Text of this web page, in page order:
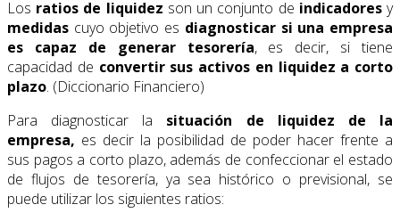
Los ratios de liquidez son un conjunto de indicadoresy
medidas cuyo objetivo es diagnosticar si una empresa
es capaz de generar tesorería, es decir, si tiene
capacidad de convertir sus activos en liquidez a corto
plazo. (Diccionario Financiero)
Para diagnosticar la situación de liquidez de la
empresa, es decir la posibilidad de poder hacer frente a
sus pagos a corto plazo, además de confeccionar el estado
de flujos de tesorería, ya sea histórico o previsional, se
puede utilizar los siguientes ratios: